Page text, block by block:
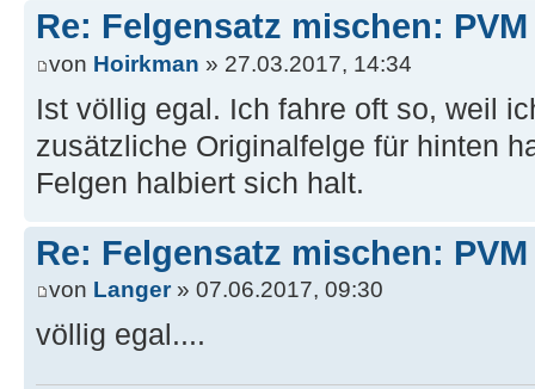
Re: Felgensatz mischen:
von Hoirkman » 27.03.2017, 14:34
Ist völlig egal. Ich fahre oft so, weil
zusätzliche Originalfelge für hinten
Felgen halbiert sich halt.
Re: Felgensatz mischen:
von Langer» 07.06.2017, 09:30
völlig egal....